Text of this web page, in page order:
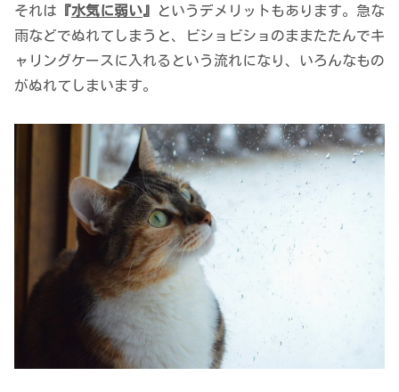
それは 『水気に弱い』
というデメリットもあります。急な
雨などでぬれてしまうと、ビショビショのままたたんでキ
ャリングケースに入れるという流れになり、いろんなもの
がぬれてしまいます。